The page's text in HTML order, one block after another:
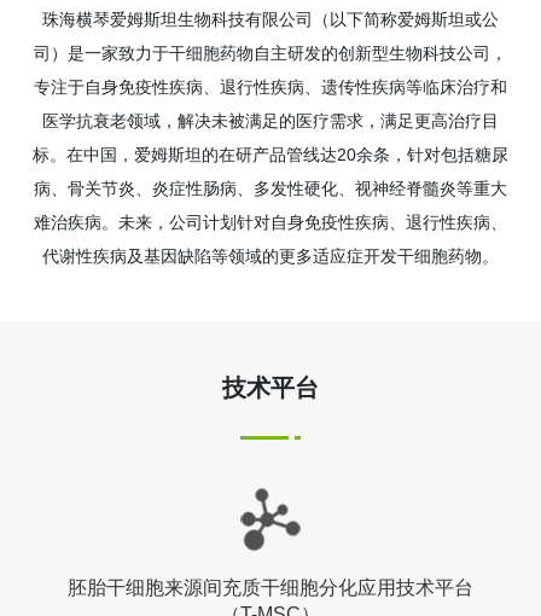
珠海横琴爱姆斯坦生物科技有限公司（以下简称爱姆斯坦或公
司）是一家致力于干细胞药物自主研发的创新型生物科技公司，
专注于自身免疫性疾病、退行性疾病、遗传性疾病等临床治疗和
医学抗衰老领域，解决未被满足的医疗需求，满足更高治疗目
标。在中国，爱姆斯坦的在研产品管线达20余条，针对包括糖尿
病、骨关节炎、炎症性肠病、多发性硬化、视神经脊髓炎等重大
难治疾病。未来，公司计划针对自身免疫性疾病、退行性疾病、
代谢性疾病及基因缺陷等领域的更多适应症开发干细胞药物。
技术平台
胚胎干细胞来源间充质干细胞分化应用技术平台